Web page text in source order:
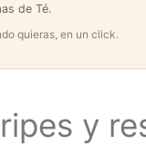
de Té.
quieras, en un click.
y